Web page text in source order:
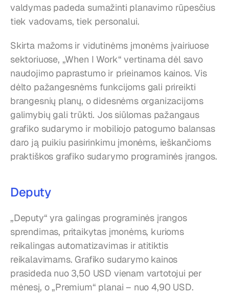
valdymas padeda sumažinti planavimo rūpesčius
tiek vadovams, tiek personalui.
Skirta mažoms ir vidutinėms įmonėms įvairiuose
sektoriuose, „When I Work“ vertinama dėl savo
naudojimo paprastumo ir prieinamos kainos. Vis
dėlto pažangesnėms funkcijoms gali prireikti
brangesnių planų, o didesnėms organizacijoms
galimybių gali trūkti. Jos siūlomas pažangaus
grafiko sudarymo ir mobiliojo patogumo balansas
daro ją puikiu pasirinkimu įmonėms, ieškančioms
praktiškos grafiko sudarymo programinės įrangos.
Deputy
„Deputy“ yra galingas programinės įrangos
sprendimas, pritaikytas įmonėms, kurioms
reikalingas automatizavimas ir atitiktis
reikalavimams. Grafiko sudarymo kainos
prasideda nuo 3,50 USD vienam vartotojui per
mėnesį, o „Premium“ planai – nuo 4,90 USD.